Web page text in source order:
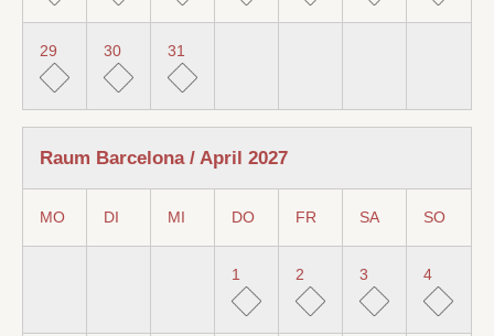
29 30 31
Raum Barcelona / April 2027
MO DI MI DO FR SA SO
1 2 3 4